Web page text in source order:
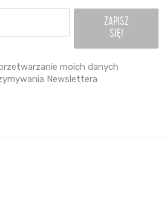
moich danych
Newslettera